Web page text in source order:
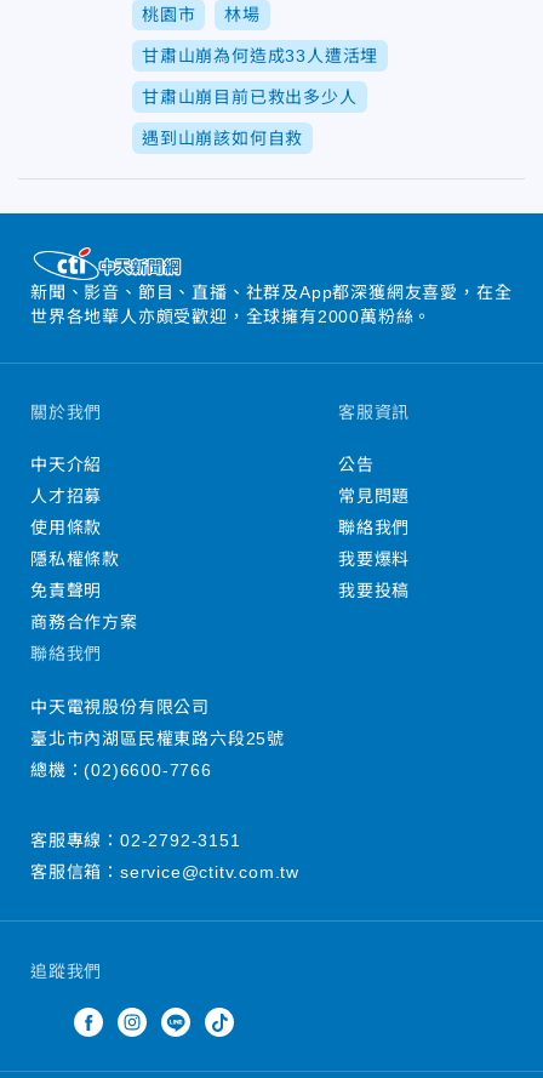
桃園市 林場
甘肅山崩為何造成33人遭活埋
甘肅山崩目前已救出多少人
遇到山崩該如何自救
新聞、影音、節目、直播、社群及App都深獲網友喜愛，在全
世界各地華人亦頗受歡迎，全球擁有2000萬粉絲。
追蹤我們
關於我們
中天介紹
人才招募
使用條款
隱私權條款
免責聲明
商務合作方案
客服資訊
公告
常見問題
聯絡我們
我要爆料
我要投稿
聯絡我們
中天電視股份有限公司
臺北市內湖區民權東路六段25號
總機：(02)6600-7766
客服專線： 02-2792-3151
客服信箱： service@ctitv.com.tw